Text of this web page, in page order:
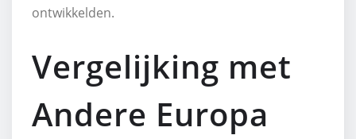
ontwikkelden.
Vergelijking met
Andere Europa